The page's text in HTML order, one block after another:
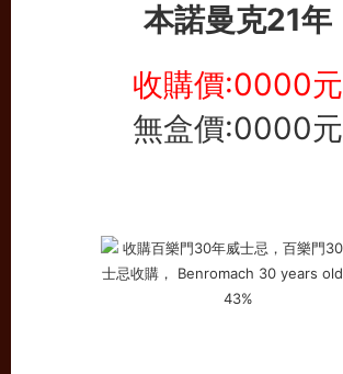
本諾曼克21年
收購價:0000元
無盒價:0000元